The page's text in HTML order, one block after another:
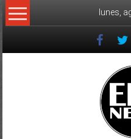
Saltar
al
lunes,